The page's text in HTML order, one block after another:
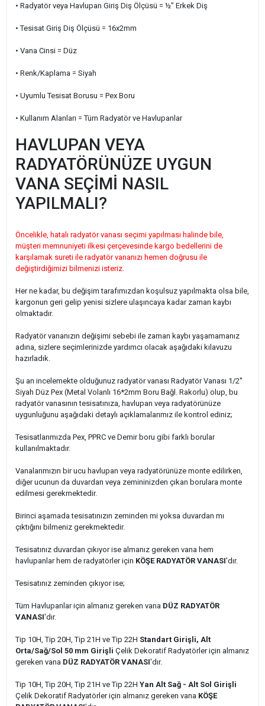
• Radyatör veya Havlupan Giriş Diş Ölçüsü = ½" Erkek Diş
• Tesisat Giriş Diş Ölçüsü = 16x2mm
• Vana Cinsi = Düz
• Renk/Kaplama = Siyah
• Uyumlu Tesisat Borusu = Pex Boru
• Kullanım Alanları = Tüm Radyatör ve Havlupanlar
HAVLUPAN VEYA
RADYATÖRÜNÜZE UYGUN
VANA SEÇİMİ NASIL
YAPILMALI?
Öncelikle, hatalı radyatör vanası seçimi yapılması halinde bile,
müşteri memnuniyeti ilkesi çerçevesinde kargo bedellerini de
karşılamak sureti ile radyatör vananızı hemen doğrusu ile
değiştirdiğimizi bilmenizi isteriz.
Her ne kadar, bu değişim tarafımızdan koşulsuz yapılmakta olsa bile,
kargonun geri gelip yenisi sizlere ulaşıncaya kadar zaman kaybı
olmaktadır.
Radyatör vananızın değişimi sebebi ile zaman kaybı yaşamamanız
adına, sizlere seçimlerinizde yardımcı olacak aşağıdaki kılavuzu
hazırladık.
Şu an incelemekte olduğunuz radyatör vanası Radyatör Vanası 1/2''
Siyah Düz Pex (Metal Volanlı 16*2mm Boru Bağl. Rakorlu) olup, bu
radyatör vanasının tesisatınıza, havlupan veya radyatörünüze
uygunluğunu aşağıdaki detaylı açıklamalarımız ile kontrol ediniz;
Tesisatlarımızda Pex, PPRC ve Demir boru gibi farklı borular
kullanılmaktadır.
Vanalarımızın bir ucu havlupan veya radyatörünüze monte edilirken,
diğer ucunun da duvardan veya zemininizden çıkan borulara monte
edilmesi gerekmektedir.
Birinci aşamada tesisatınızın zeminden mi yoksa duvardan mı
çıktığını bilmeniz gerekmektedir.
Tesisatınız duvardan çıkıyor ise almanız gereken vana hem
havlupanlar hem de radyatörler için KÖŞE RADYATÖR VANASI'dır.
Tesisatınız zeminden çıkıyor ise;
Tüm Havlupanlar için almanız gereken vana DÜZ RADYATÖR
VANASI'dır.
Tip 10H, Tip 20H, Tip 21H ve Tip 22H Standart Girişli, Alt
Orta/Sağ/Sol 50 mm Girişli Çelik Dekoratif Radyatörler için almanız
gereken vana DÜZ RADYATÖR VANASI'dır.
Tip 10H, Tip 20H, Tip 21H ve Tip 22H Yan Alt Sağ - Alt Sol Girişli
Çelik Dekoratif Radyatörler için almanız gereken vana KÖŞE